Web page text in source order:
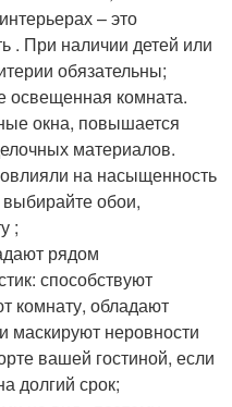
– это
. При наличии детей или
обязательны;
освещенная комната.
окна, повышается
материалов.
на насыщенность
выбирайте обои,
;
рядом
способствуют
комнату, обладают
неровности
вашей гостиной, если
долгий срок;